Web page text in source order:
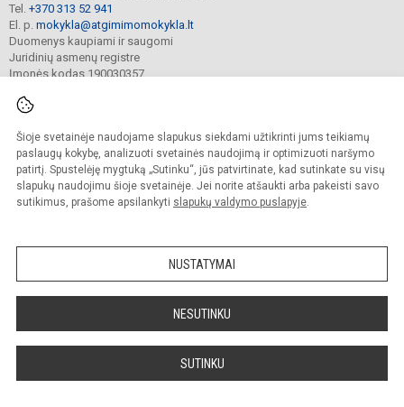
Šioje svetainėje naudojame slapukus siekdami užtikrinti jums teikiamų
paslaugų kokybę, analizuoti svetainės naudojimą ir optimizuoti naršymo
patirtį. Spustelėję mygtuką „Sutinku“, jūs patvirtinate, kad sutinkate su visų
slapukų naudojimu šioje svetainėje. Jei norite atšaukti arba pakeisti savo
sutikimus, prašome apsilankyti slapukų valdymo puslapyje.
NUSTATYMAI
NESUTINKU
SUTINKU
Tel. +370 313 52 941
El. p. mokykla@atgimimomokykla.lt
Duomenys kaupiami ir saugomi
Juridinių asmenų registre
Įmonės kodas 190030357
© 2026. Druskininkų Atgimimo mokykla. Visos teisės saugomos.
Kopijuoti turinį be raštiško įstaigos administracijos sutikimo griežtai draudžiama.
Prieinamumo paraiška Slapukų valdymas
Sumanus būdas atnaujinti